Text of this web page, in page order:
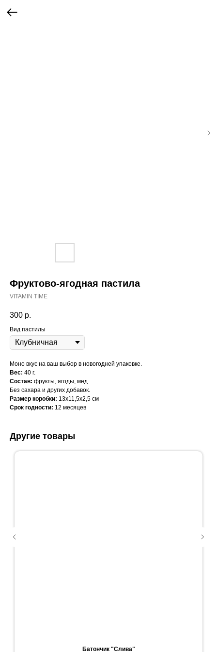
Фруктово-ягодная пастила
VITAMIN TIME
300 р.
Вид пастилы
Моно вкус на ваш выбор в новогодней упаковке.
Вес: 40 г.
Состав: фрукты, ягоды, мед.
Без сахара и других добавок.
Размер коробки: 13х11,5х2,5 см
Срок годности: 12 месяцев
Другие товары
Батончик "Слива"